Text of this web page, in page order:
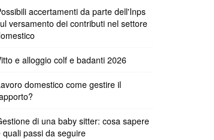
accertamenti da parte dell'Inps
versamento dei contributi nel settore
e alloggio colf e badanti 2026
domestico come gestire il
di una baby sitter: cosa sapere
quali passi da seguire